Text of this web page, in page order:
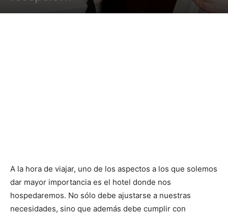
A la hora de viajar, uno de los aspectos a los que solemos
dar mayor importancia es el hotel donde nos
hospedaremos. No sólo debe ajustarse a nuestras
necesidades, sino que además debe cumplir con